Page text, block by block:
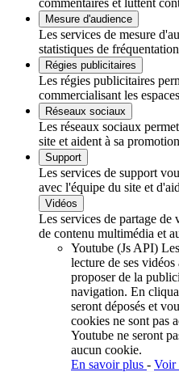
commentaires et luttent
Mesure d'audience
Les services de mesure
statistiques de
Régies publicitaires
Les régies publicitaires
commercialisant les
Réseaux sociaux
Les réseaux sociaux
site et aident à sa
Support
Les services de support
avec l'équipe du site et
Vidéos
Les services de partage
de contenu multimédia et
Youtube (Js API)
lecture de ses
proposer de la
navigation. En
seront déposés et
cookies ne sont pas
Youtube ne seront
aucun cookie.
En savoir plus - Voir